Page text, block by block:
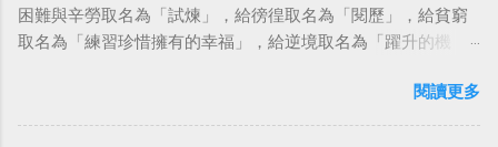
困難與辛勞取名為「試煉」，給徬徨取名為「閱歷」，給貧窮
取名為「練習珍惜擁有的幸福」，給逆境取名為「躍升的機
點看事情，就不會覺得活著是一件沉重的事。#超譯尼采 — 中
華名言 - Chinese Quotes (@chinese_quotes) May 23, 2023
閱讀更多